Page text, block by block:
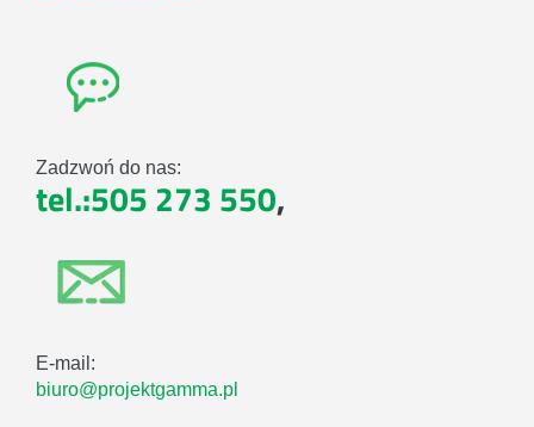
Zadzwoń do nas:
tel.:505 273 550,
E-mail:
biuro@projektgamma.pl